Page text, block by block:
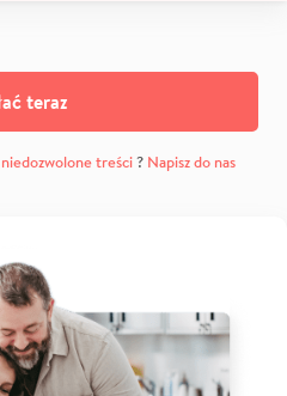
teraz
niedozwolone treści? Napisz do nas